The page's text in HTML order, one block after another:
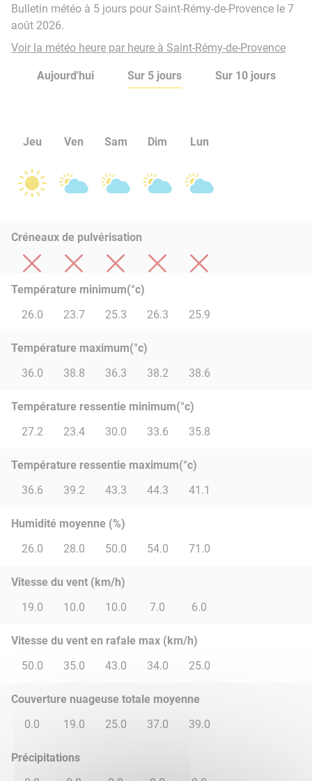
Bulletin météo à 5 jours pour Saint-Rémy-de-Provence le 7
août 2026.
Voir la météo heure par heure à Saint-Rémy-de-Provence
Aujourd'hui Sur 5 jours Sur 10 jours
Jeu Ven Sam Dim Lun
Créneaux de pulvérisation
Température minimum(°c)
26.0
23.7 25.3 26.3 25.9
Température maximum(°c)
36.0
38.8 36.3 38.2 38.6
Température ressentie minimum(°c)
27.2
23.4 30.0 33.6 35.8
Température ressentie maximum(°c)
36.6
39.2 43.3 44.3 41.1
Humidité moyenne (%)
26.0
28.0 50.0 54.0 71.0
Vitesse du vent (km/h)
19.0
10.0 10.0 7.0 6.0
Vitesse du vent en rafale max (km/h)
50.0
35.0 43.0 34.0 25.0
Couverture nuageuse totale moyenne
0.0
19.0 25.0 37.0 39.0
Précipitations